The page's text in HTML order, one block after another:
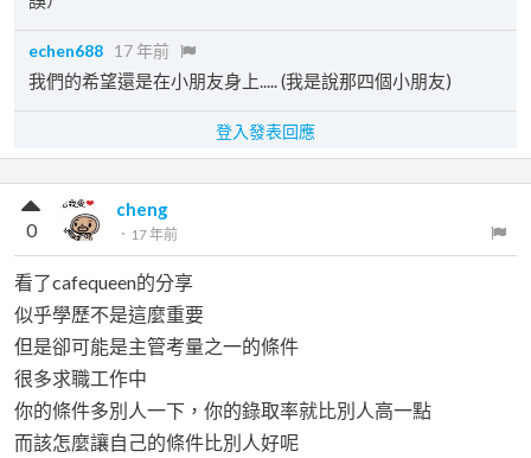
echen688 17 年前
我們的希望還是在小朋友身上..... (我是說那四個小朋友)
登入發表回應
cheng
． 17 年前
0
看了cafequeen的分享
似乎學歷不是這麼重要
但是卻可能是主管考量之一的條件
很多求職工作中
你的條件多別人一下，你的錄取率就比別人高一點
而該怎麼讓自己的條件比別人好呢